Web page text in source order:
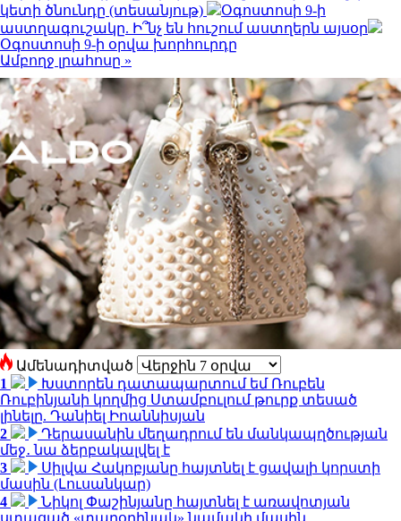
կետի ծնունդը (տեսանյութ)
Օգոստոսի 9-ի
աստղագուշակը. Ի՞նչ են հուշում աստղերն այսօր
Օգոստոսի 9-ի օրվա խորհուրդը
Ամբողջ լրահոսը »
Ամենադիտված
1
Խստորեն դատապարտում եմ Ռուբեն
Ռուբինյանի կողմից Ստամբուլում թուրք տեսած
լինելը. Դանիել Իոաննիսյան
2
Դերասանին մեղադրում են մանկապղծության
մեջ․ նա ձերբակալվել է
3
Սիլվա Հակոբյանը հայտնել է ցավալի կորստի
մասին (Լուսանկար)
4
Նիկոլ Փաշինյանը հայտնել է առավոտյան
ստացած «տարօրինակ» նամակի մասին